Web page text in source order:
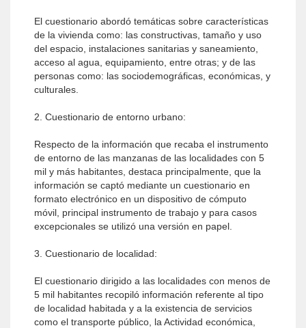
El cuestionario abordó temáticas sobre características
de la vivienda como: las constructivas, tamaño y uso
del espacio, instalaciones sanitarias y saneamiento,
acceso al agua, equipamiento, entre otras; y de las
personas como: las sociodemográficas, económicas, y
culturales.
2. Cuestionario de entorno urbano:
Respecto de la información que recaba el instrumento
de entorno de las manzanas de las localidades con 5
mil y más habitantes, destaca principalmente, que la
información se captó mediante un cuestionario en
formato electrónico en un dispositivo de cómputo
móvil, principal instrumento de trabajo y para casos
excepcionales se utilizó una versión en papel.
3. Cuestionario de localidad:
El cuestionario dirigido a las localidades con menos de
5 mil habitantes recopiló información referente al tipo
de localidad habitada y a la existencia de servicios
como el transporte público, la Actividad económica,